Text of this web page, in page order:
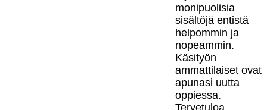
monipuolisia
sisältöjä entistä
helpommin ja
nopeammin.
Käsityön
ammattilaiset ovat
apunasi uutta
oppiessa.